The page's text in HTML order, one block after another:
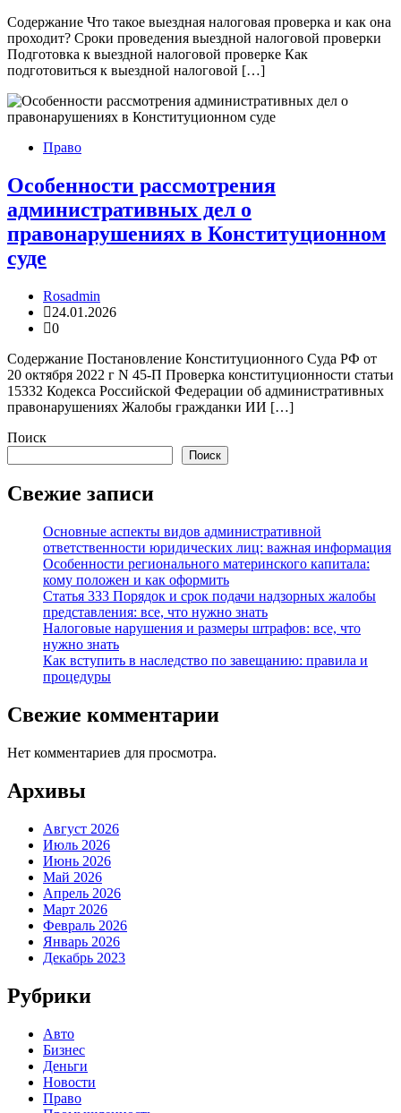
Содержание Что такое выездная налоговая проверка и как она
проходит? Сроки проведения выездной налоговой проверки
Подготовка к выездной налоговой проверке Как
подготовиться к выездной налоговой […]
Право
Особенности рассмотрения
административных дел о
правонарушениях в Конституционном
суде
Rosadmin
24.01.2026
0
Содержание Постановление Конституционного Суда РФ от
20 октября 2022 г N 45-П Проверка конституционности статьи
15332 Кодекса Российской Федерации об административных
правонарушениях Жалобы гражданки ИИ […]
Поиск
Поиск
Свежие записи
Основные аспекты видов административной
ответственности юридических лиц: важная информация
Особенности регионального материнского капитала:
кому положен и как оформить
Статья 333 Порядок и срок подачи надзорных жалобы
представления: все, что нужно знать
Налоговые нарушения и размеры штрафов: все, что
нужно знать
Как вступить в наследство по завещанию: правила и
процедуры
Свежие комментарии
Нет комментариев для просмотра.
Архивы
Август 2026
Июль 2026
Июнь 2026
Май 2026
Апрель 2026
Март 2026
Февраль 2026
Январь 2026
Декабрь 2023
Рубрики
Авто
Бизнес
Деньги
Новости
Право